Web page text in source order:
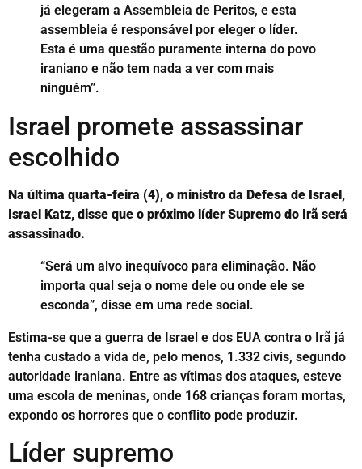
já elegeram a Assembleia de Peritos, e esta
assembleia é responsável por eleger o líder.
Esta é uma questão puramente interna do povo
iraniano e não tem nada a ver com mais
ninguém”.
Israel promete assassinar
escolhido
Na última quarta-feira (4), o ministro da Defesa de Israel,
Israel Katz, disse que o próximo líder Supremo do Irã será
assassinado.
“Será um alvo inequívoco para eliminação. Não
importa qual seja o nome dele ou onde ele se
esconda”, disse em uma rede social.
Estima-se que a guerra de Israel e dos EUA contra o Irã já
tenha custado a vida de, pelo menos, 1.332 civis, segundo
autoridade iraniana. Entre as vítimas dos ataques, esteve
uma escola de meninas, onde 168 crianças foram mortas,
expondo os horrores que o conflito pode produzir.
Líder supremo